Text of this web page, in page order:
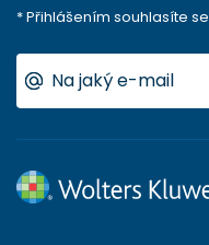
* Přihlášením souhlasíte se